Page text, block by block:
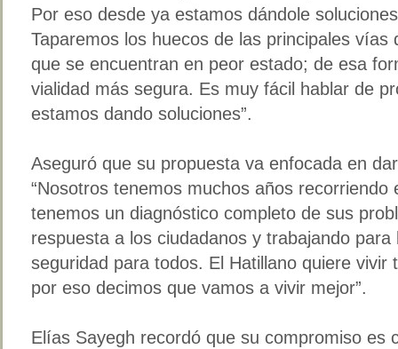
Por eso desde ya estamos dándole
Taparemos los huecos de las principales vías
que se encuentran en peor estado; de esa
vialidad más segura. Es muy fácil hablar de
estamos dando soluciones”.
Aseguró que su propuesta va enfocada en
“Nosotros tenemos muchos años recorriendo
tenemos un diagnóstico completo de sus
respuesta a los ciudadanos y trabajando
seguridad para todos. El Hatillano quiere vivir
por eso decimos que vamos a vivir mejor”.
Elías Sayegh recordó que su compromiso es